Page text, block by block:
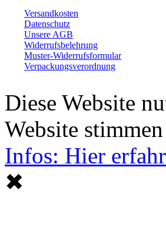
Versandkosten
Datenschutz
Unsere AGB
Widerrufsbelehrung
Muster-Widerrufsformular
Verpackungsverordnung
Diese Website
Website
Infos: Hier
✖